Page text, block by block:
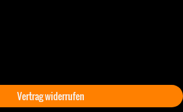
Vertrag widerrufen